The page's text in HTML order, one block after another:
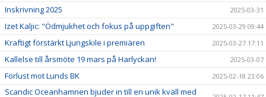
Inskrivning 2025 2025-03-31
Izet Kaljic: "Ödmjukhet och fokus på uppgiften" 2025-03-29 09:44
Kraftigt förstärkt Ljungskile i premiären 2025-03-27 17:11
Kallelse till årsmöte 19 mars på Harlyckan! 2025-03-07
Förlust mot Lunds BK 2025-02-18 23:06
Scandic Oceanhamnen bjuder in till en unik kväll med